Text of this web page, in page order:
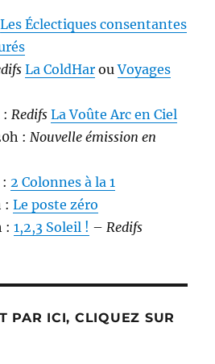
Les Éclectiques consentantes
La ColdHar ouVoyages
Redifs La Voûte Arc en Ciel
: Nouvelle émission en
2 Colonnes à la 1
:Le poste zéro
:1,2,3 Soleil ! – Redifs
PAR ICI, CLIQUEZ SUR